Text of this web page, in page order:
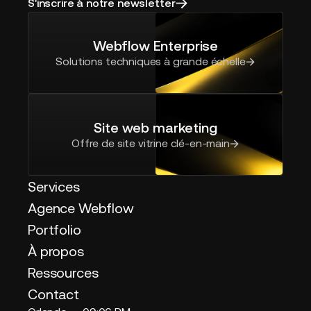
S'inscrire à notre newsletter
Webflow Enterprise
Solutions techniques à grande échelle
Site web marketing
Offre de site vitrine clé-en-main
Services
Agence Webflow
Portfolio
À propos
Ressources
Contact